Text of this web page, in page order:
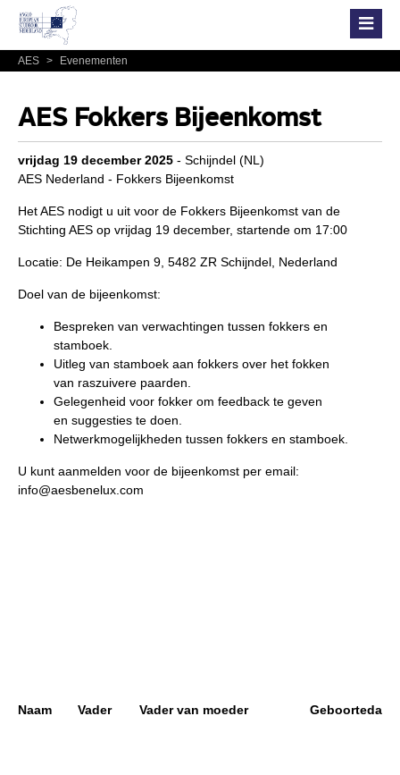
AES > Evenementen
AES Fokkers Bijeenkomst
vrijdag 19 december 2025- Schijndel (NL)
AES Nederland - Fokkers Bijeenkomst
Het AES nodigt u uit voor de Fokkers Bijeenkomstvan de
Stichting AES op vrijdag 19 december, startende om 17:00
Locatie: De Heikampen 9, 5482 ZR Schijndel, Nederland
Doel van de bijeenkomst:
Bespreken van verwachtingen tussen fokkers en
stamboek.
Uitleg van stamboek aan fokkers over het fokken
van raszuivere paarden.
Gelegenheid voor fokker om feedback te geven
en suggesties te doen.
Netwerkmogelijkheden tussen fokkers en stamboek.
​U kunt aanmelden voor de bijeenkomst per email:
info@aesbenelux.com
Naam Vader Vader van moeder